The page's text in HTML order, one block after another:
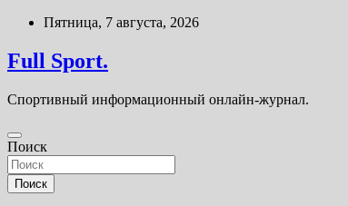
Перейти
содержимому
Пятница, 7 августа, 2026
Full Sport.
Спортивный информационный онлайн-журнал.
Поиск
Поиск